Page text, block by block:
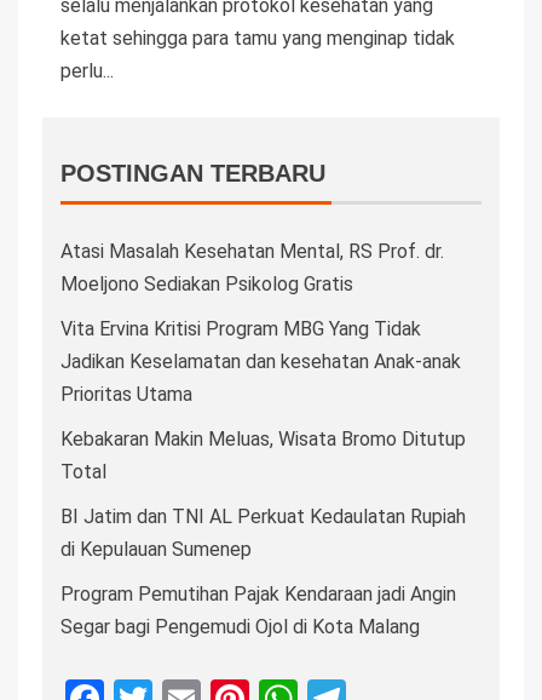
selalu menjalankan protokol kesehatan yang
ketat sehingga para tamu yang menginap tidak
perlu...
POSTINGAN TERBARU
Atasi Masalah Kesehatan Mental, RS Prof. dr.
Moeljono Sediakan Psikolog Gratis
Vita Ervina Kritisi Program MBG Yang Tidak
Jadikan Keselamatan dan kesehatan Anak-anak
Prioritas Utama
Kebakaran Makin Meluas, Wisata Bromo Ditutup
Total
BI Jatim dan TNI AL Perkuat Kedaulatan Rupiah
di Kepulauan Sumenep
Program Pemutihan Pajak Kendaraan jadi Angin
Segar bagi Pengemudi Ojol di Kota Malang